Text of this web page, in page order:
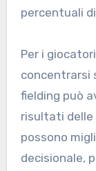
percentuali
Per i
concentrarsi
fielding può
risultati delle
possono
decisionale,